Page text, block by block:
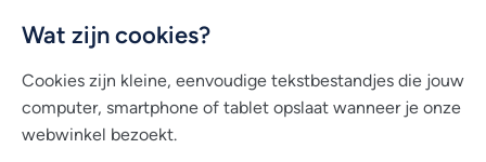
Wat zijn cookies?
Cookies zijn kleine, eenvoudige tekstbestandjes die jouw
computer, smartphone of tablet opslaat wanneer je onze
webwinkel bezoekt.